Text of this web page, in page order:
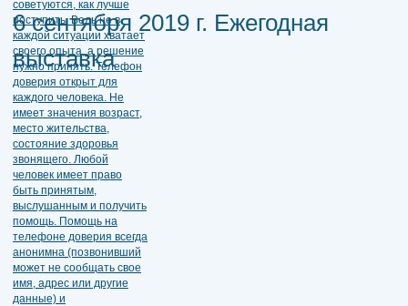
6 сентября 2019 г. Ежегодная
выставка